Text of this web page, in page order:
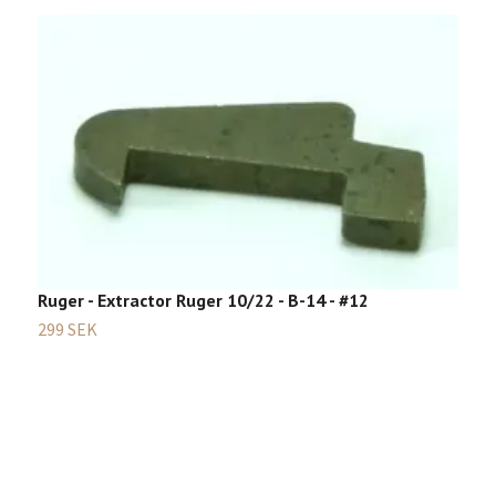
Ruger - Extractor Ruger 10/22 - B-14 - #12
299 SEK